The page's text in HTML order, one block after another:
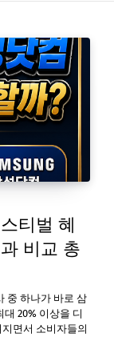
티벌 혜
비교 총
중 하나가 바로 삼
20% 이상을 디
면서 소비자들의